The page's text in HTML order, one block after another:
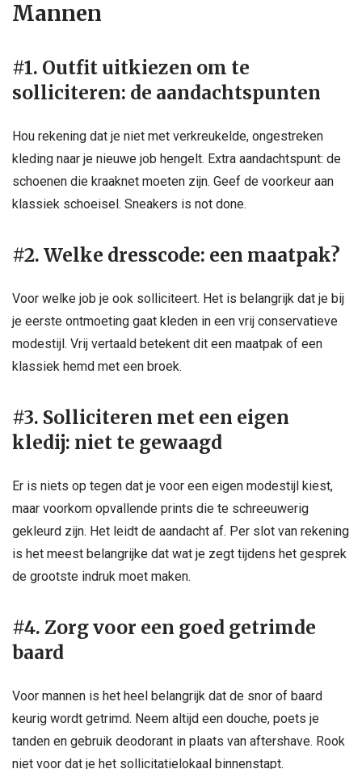
Mannen
#1. Outfit uitkiezen om te
solliciteren: de aandachtspunten
Hou rekening dat je niet met verkreukelde, ongestreken
kleding naar je nieuwe job hengelt. Extra aandachtspunt: de
schoenen die kraaknet moeten zijn. Geef de voorkeur aan
klassiek schoeisel. Sneakers is not done.
#2. Welke dresscode: een maatpak?
Voor welke job je ook solliciteert. Het is belangrijk dat je bij
je eerste ontmoeting gaat kleden in een vrij conservatieve
modestijl. Vrij vertaald betekent dit een maatpak of een
klassiek hemd met een broek.
#3. Solliciteren met een eigen
kledij: niet te gewaagd
Er is niets op tegen dat je voor een eigen modestijl kiest,
maar voorkom opvallende prints die te schreeuwerig
gekleurd zijn. Het leidt de aandacht af. Per slot van rekening
is het meest belangrijke dat wat je zegt tijdens het gesprek
de grootste indruk moet maken.
#4. Zorg voor een goed getrimde
baard
Voor mannen is het heel belangrijk dat de snor of baard
keurig wordt getrimd. Neem altijd een douche, poets je
tanden en gebruik deodorant in plaats van aftershave. Rook
niet voor dat je het sollicitatielokaal binnenstapt.